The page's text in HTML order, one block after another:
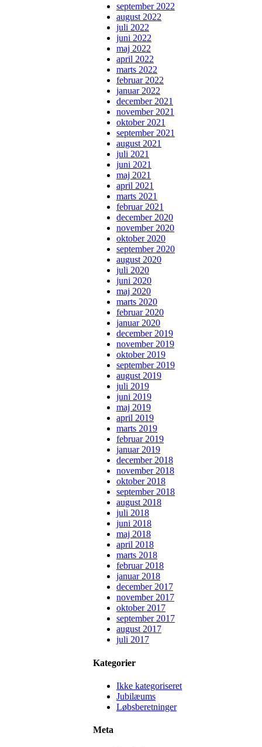
september 2022
august 2022
juli 2022
juni 2022
maj 2022
april 2022
marts 2022
februar 2022
januar 2022
december 2021
november 2021
oktober 2021
september 2021
august 2021
juli 2021
juni 2021
maj 2021
april 2021
marts 2021
februar 2021
december 2020
november 2020
oktober 2020
september 2020
august 2020
juli 2020
juni 2020
maj 2020
marts 2020
februar 2020
januar 2020
december 2019
november 2019
oktober 2019
september 2019
august 2019
juli 2019
juni 2019
maj 2019
april 2019
marts 2019
februar 2019
januar 2019
december 2018
november 2018
oktober 2018
september 2018
august 2018
juli 2018
juni 2018
maj 2018
april 2018
marts 2018
februar 2018
januar 2018
december 2017
november 2017
oktober 2017
september 2017
august 2017
juli 2017
Kategorier
Ikke kategoriseret
Jubilæums
Løbsberetninger
Meta